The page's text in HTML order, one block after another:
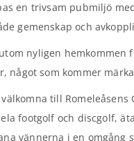
en trivsam pubmiljö
gemenskap och
nyligen
något som kommer
till Romeleåsens
footgolf och discgolf,
vännerna i en omgång